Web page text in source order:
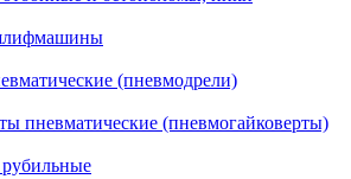
(пневмодрели)
пневматические (пневмогайковерты)